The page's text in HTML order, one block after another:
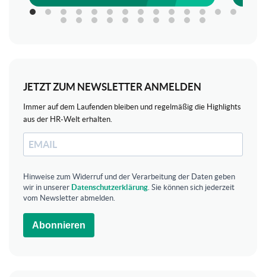
JETZT ZUM NEWSLETTER ANMELDEN
Immer auf dem Laufenden bleiben und regelmäßig die Highlights
aus der HR-Welt erhalten.
Hinweise zum Widerruf und der Verarbeitung der Daten geben
wir in unserer Datenschutzerklärung . Sie können sich jederzeit
vom Newsletter abmelden.
Abonnieren